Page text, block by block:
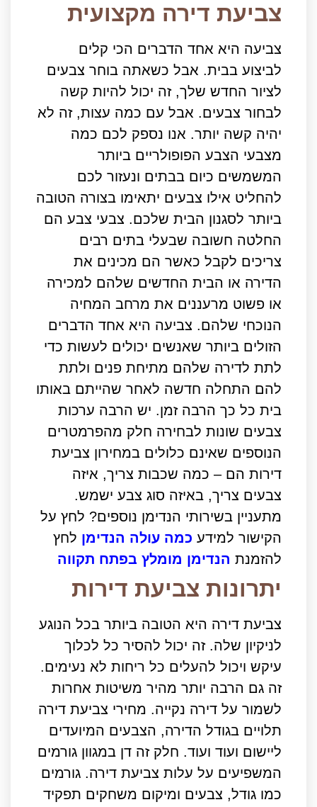
צביעת דירה מקצועית
צביעה היא אחד הדברים הכי קלים
לביצוע בבית. אבל כשאתה בוחר צבעים
לציור החדש שלך, זה יכול להיות קשה
לבחור צבעים. אבל עם כמה עצות, זה לא
יהיה קשה יותר. אנו נספק לכם כמה
מצבעי הצבע הפופולריים ביותר
המשמשים כיום בבתים ונעזור לכם
להחליט אילו צבעים יתאימו בצורה הטובה
ביותר לסגנון הבית שלכם. צבעי צבע הם
החלטה חשובה שבעלי בתים רבים
צריכים לקבל כאשר הם מכינים את
הדירה או הבית החדשים שלהם למכירה
או פשוט מרעננים את מרחב המחיה
הנוכחי שלהם. צביעה היא אחד הדברים
הזולים ביותר שאנשים יכולים לעשות כדי
לתת לדירה שלהם מתיחת פנים ולתת
להם התחלה חדשה לאחר שהייתם באותו
בית כל כך הרבה זמן. יש הרבה ערכות
צבעים שונות לבחירה חלק מהפרמטרים
הנוספים שאינם כלולים במחירון צביעת
דירות הם – כמה שכבות צריך, איזה
צבעים צריך, באיזה סוג צבע ישמש.
מתעניין בשירותי הנדימן נוספים? לחץ על
הקישור למידע כמה עולה הנדימן לחץ
להזמנת הנדימן מומלץ בפתח תקווה
יתרונות צביעת דירות
צביעת דירה היא הטובה ביותר בכל הנוגע
לניקיון שלה. זה יכול להסיר כל לכלוך
עיקש ויכול להעלים כל ריחות לא נעימים.
זה גם הרבה יותר מהיר משיטות אחרות
לשמור על דירה נקייה. מחירי צביעת דירה
תלויים בגודל הדירה, הצבעים המיועדים
ליישום ועוד ועוד. חלק זה דן במגוון גורמים
המשפיעים על עלות צביעת דירה. גורמים
כמו גודל, צבעים ומיקום משחקים תפקיד